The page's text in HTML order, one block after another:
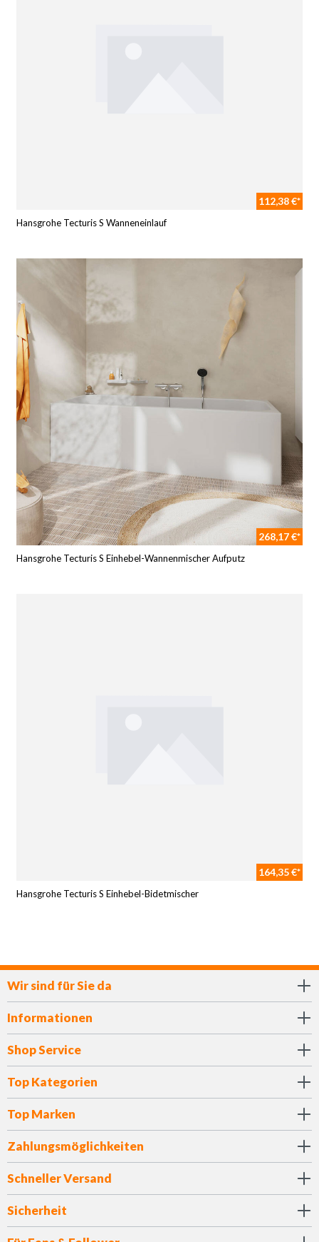
112,38 €*
Hansgrohe Tecturis S Wanneneinlauf
268,17 €*
Hansgrohe Tecturis S Einhebel-Wannenmischer Aufputz
164,35 €*
Hansgrohe Tecturis S Einhebel-Bidetmischer
Wir sind für Sie da
Informationen
Shop Service
Top Kategorien
Top Marken
Zahlungsmöglichkeiten
Schneller Versand
Sicherheit